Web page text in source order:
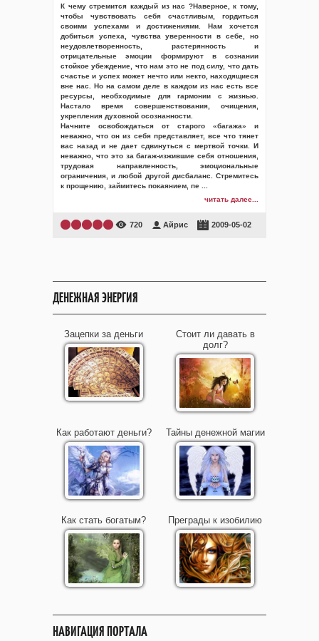
К чему стремится каждый из нас ?Наверное, к тому,
чтобы чувствовать себя счастливым, гордиться
своими успехами и достижениями. Нам хочется
добиться успеха, чувства уверенности в себе, но
неудовлетворенность, растерянность и
отрицательные эмоции формируют в сознании
стойкое убеждение, что нам это не под силу, что дать
счастье и успех может нечто или некто, находящиеся
вне нас. Но на самом деле в каждом из нас есть все
ресурсы, необходимые для гармонии с жизнью.
Настало время совершенствования, очищения,
укрепления духовной осознанности.
Начните освобождаться от старого «багажа» и
неважно, что он из себя представляет, все что тянет
вас назад и не дает сдвинуться с мертвой точки. И
неважно, что это за багаж-изжившие себя отношения,
трудовая направленность, эмоциональные
ограничения, и любой другой дисбаланс. Стремитесь
к прощению, займитесь покаянием, пе
читать далее...
720 Айрис 2009-05-02
ДЕНЕЖНАЯ ЭНЕРГИЯ
Зацепки за деньги
Стоит ли давать в
долг?
Как работают деньги? Тайны денежной магии
Как стать богатым? Преграды к изобилию
НАВИГАЦИЯ ПОРТАЛА